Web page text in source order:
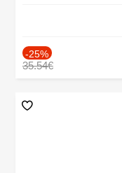
-25%
35.54€